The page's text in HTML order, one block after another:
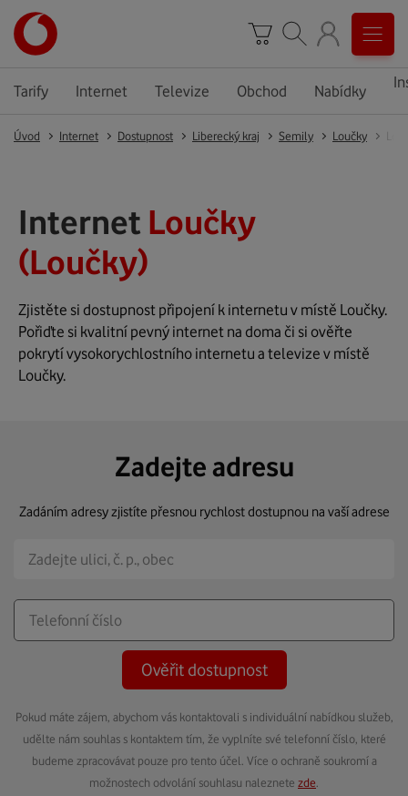
Tarify Internet Televize Obchod Nabídky
Úvod Internet Dostupnost Liberecký kraj Semily Loučky
Internet Loučky
(Loučky)
Zjistěte si dostupnost připojení k internetu v místě Loučky.
Pořiďte si kvalitní pevný internet na doma či si ověřte
pokrytí vysokorychlostního internetu a televize v místě
Loučky.
Zadejte adresu
Zadáním adresy zjistíte přesnou rychlost dostupnou na vaší adrese
Ověřit dostupnost
Pokud máte zájem, abychom vás kontaktovali s individuální nabídkou služeb,
udělte nám souhlas s kontaktem tím, že vyplníte své telefonní číslo, které
budeme zpracovávat pouze pro tento účel. Více o ochraně soukromí a
možnostech odvolání souhlasu naleznete zde